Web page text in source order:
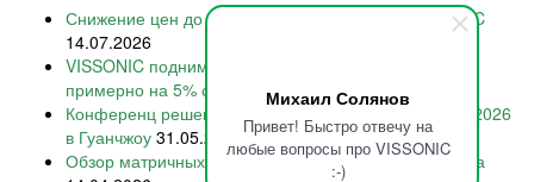
Михаил Солянов
Привет! Быстро отвечу на
любые вопросы про VISSONIC
:-)
Снижение цен до 30% на всю коммутацию VISSONIC
14.07.2026
VISSONIC поднимает стоимость конференц-систем
примерно на 5% с 15 июля 2026
28.06.2026
Конференц решения VISSONIC на Prolight + Sound 2026
в Гуанчжоу 31.05.2026
Обзор матричных коммутаторов VISSONIC 2026 года